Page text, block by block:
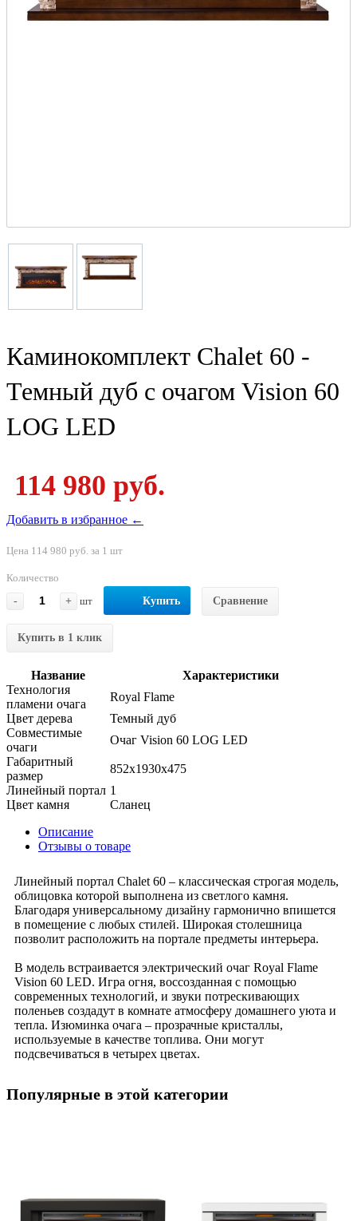
Каминокомплект Chalet 60 -
Темный дуб с очагом Vision 60
LOG LED
114 980 руб.
Добавить в избранное ←
Цена 114 980 руб. за 1 шт
Количество
-
+ шт Купить Сравнение
Купить в 1 клик
Название
Характеристики
Технология
пламени очага
Royal Flame
Цвет дерева
Темный дуб
Совместимые
очаги
Очаг Vision 60 LOG LED
Габаритный
размер
852x1930x475
Линейный портал 1
Цвет камня
Сланец
Описание
Отзывы о товаре
Линейный портал Chalet 60 – классическая строгая модель,
облицовка которой выполнена из светлого камня.
Благодаря универсальному дизайну гармонично впишется
в помещение с любых стилей. Широкая столешница
позволит расположить на портале предметы интерьера.
В модель встраивается электрический очаг Royal Flame
Vision 60 LED. Игра огня, воссозданная с помощью
современных технологий, и звуки потрескивающих
поленьев создадут в комнате атмосферу домашнего уюта и
тепла. Изюминка очага – прозрачные кристаллы,
используемые в качестве топлива. Они могут
подсвечиваться в четырех цветах.
Популярные в этой категории